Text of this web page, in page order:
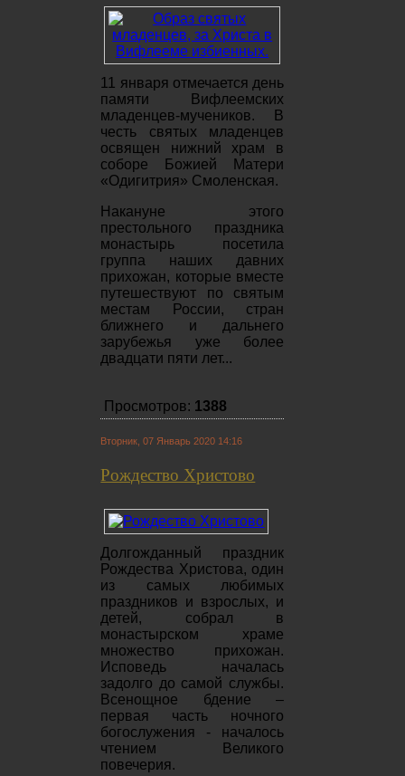
11 января отмечается день
памяти Вифлеемских
младенцев-мучеников. В
честь святых младенцев
освящен нижний храм в
соборе Божией Матери
«Одигитрия» Смоленская.
Накануне этого
престольного праздника
монастырь посетила
группа наших давних
прихожан, которые вместе
путешествуют по святым
местам России, стран
ближнего и дальнего
зарубежья уже более
двадцати пяти лет...
Просмотров: 1388
Вторник, 07 Январь 2020 14:16
Рождество Христово
Долгожданный праздник
Рождества Христова, один
из самых любимых
праздников и взрослых, и
детей, собрал в
монастырском храме
множество прихожан.
Исповедь началась
задолго до самой службы.
Всенощное бдение –
первая часть ночного
богослужения - началось
чтением Великого
повечерия.